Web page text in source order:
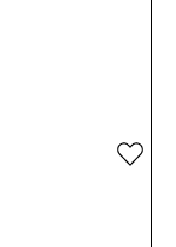
Zur